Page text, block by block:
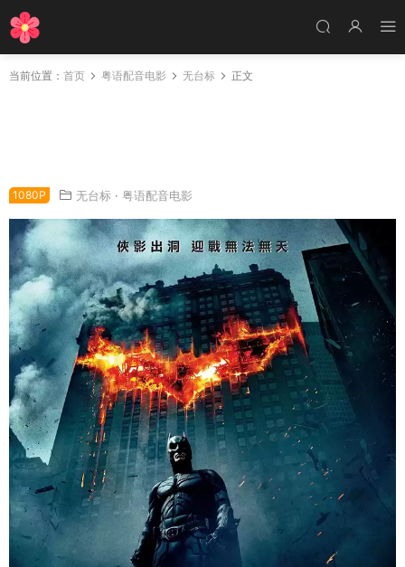
当前位置： 首页 粤语配音电影 无台标 正文
1080P 无台标 · 粤语配音电影